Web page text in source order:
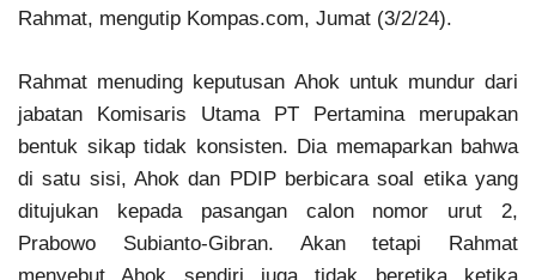
Rahmat, mengutip Kompas.com, Jumat (3/2/24).
Rahmat menuding keputusan Ahok untuk mundur dari
jabatan Komisaris Utama PT Pertamina merupakan
bentuk sikap tidak konsisten. Dia memaparkan bahwa
di satu sisi, Ahok dan PDIP berbicara soal etika yang
ditujukan kepada pasangan calon nomor urut 2,
Prabowo Subianto-Gibran. Akan tetapi Rahmat